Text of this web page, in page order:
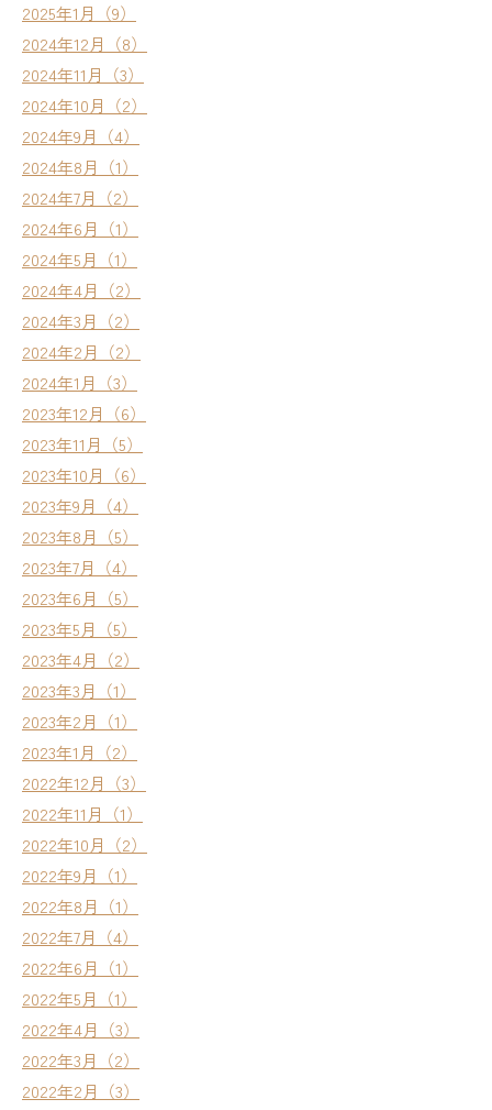
2025年1月（9）
2024年12月（8）
2024年11月（3）
2024年10月（2）
2024年9月（4）
2024年8月（1）
2024年7月（2）
2024年6月（1）
2024年5月（1）
2024年4月（2）
2024年3月（2）
2024年2月（2）
2024年1月（3）
2023年12月（6）
2023年11月（5）
2023年10月（6）
2023年9月（4）
2023年8月（5）
2023年7月（4）
2023年6月（5）
2023年5月（5）
2023年4月（2）
2023年3月（1）
2023年2月（1）
2023年1月（2）
2022年12月（3）
2022年11月（1）
2022年10月（2）
2022年9月（1）
2022年8月（1）
2022年7月（4）
2022年6月（1）
2022年5月（1）
2022年4月（3）
2022年3月（2）
2022年2月（3）